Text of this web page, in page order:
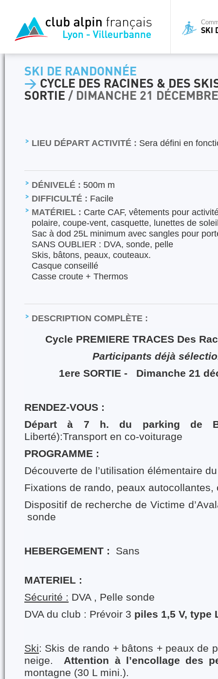
SKI
SKI DE RANDONNÉE
> CYCLE DES RACINES & DES
SORTIE / DIMANCHE 21
LIEU DÉPART ACTIVITÉ : Sera défini en
DÉNIVELÉ : 500m m
DIFFICULTÉ : Facile
MATÉRIEL : Carte CAF, vêtements pour
polaire, coupe-vent, casquette, lunettes de
Sac à dod 25L minimum avec sangles pour
SANS OUBLIER : DVA, sonde, pelle
Skis, bâtons, peaux, couteaux.
Casque conseillé
Casse croute + Thermos
DESCRIPTION COMPLÈTE :
Cycle PREMIERE TRACES Des
Participants déjà
1ere SORTIE -
Dimanche 21
RENDEZ-VOUS :
Départ à 7 h. du parking de
Liberté):Transport en co-voiturage
PROGRAMME :
Découverte de l’utilisation élémentaire
Fixations de rando, peaux
Dispositif de recherche de Victime
sonde
HEBERGEMENT : Sans
MATERIEL :
Sécurité : DVA , Pelle sonde
DVA du club : Prévoir 3 piles 1,5 V, type
Ski: Skis de rando + bâtons + peaux de
neige.Attention à l’encollage des
montagne (30 L mini.).